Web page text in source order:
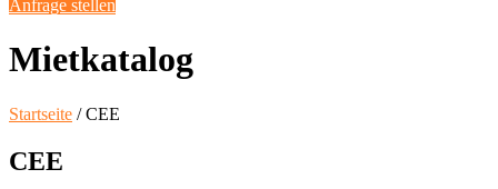
Anfrage stellen
Mietkatalog
Startseite / CEE
CEE